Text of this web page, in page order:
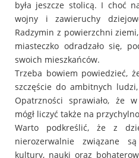
była jeszcze stolicą. I choć
wojny i zawieruchy
Radzymin z powierzchni
miasteczko odradzało się,
swoich mieszkańców.
Trzeba bowiem powiedzieć,
szczęście do ambitnych
Opatrzności sprawiało, że
mógł liczyć także na
Warto podkreślić, że z
nierozerwalnie związane
kultury, nauki oraz